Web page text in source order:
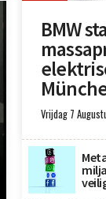
BMW
Vrijdag 7